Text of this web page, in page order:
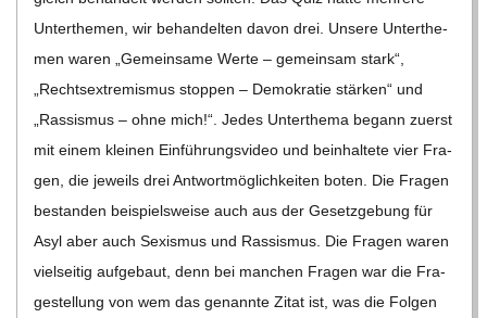
Unter­the­men, wir behan­del­ten davon drei. Unsere Unter­the­
men waren „Gemein­same Werte – gemein­sam stark“,
„Rechts­extre­mis­mus stop­pen – Demo­kra­tie stär­ken“ und
„Ras­sis­mus – ohne mich!“. Jedes Unter­thema begann zuerst
mit einem klei­nen Ein­füh­rungs­vi­deo und beinhal­tete vier Fra­
gen, die jeweils drei Ant­wort­mög­lich­kei­ten boten. Die Fra­gen
bestan­den bei­spiels­weise auch aus der Gesetz­ge­bung für
Asyl aber auch Sexis­mus und Ras­sis­mus. Die Fra­gen waren
viel­sei­tig auf­ge­baut, denn bei man­chen Fra­gen war die Fra­
ge­stel­lung von wem das genannte Zitat ist, was die Fol­gen